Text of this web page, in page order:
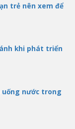
trẻ nên xem để
khi phát triển
nước trong